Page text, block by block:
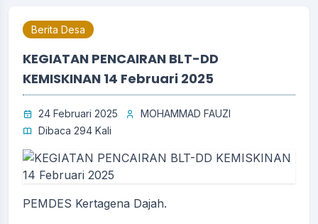
Berita Desa
KEGIATAN PENCAIRAN BLT-DD
KEMISKINAN 14 Februari 2025
24 Februari 2025
MOHAMMAD FAUZI
Dibaca 294 Kali
PEMDES Kertagena Dajah.